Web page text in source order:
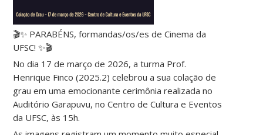
🎬✨ PARABÉNS, formandas/os/es de Cinema da
UFSC! ✨🎬
No dia 17 de março de 2026, a turma Prof.
Henrique Finco (2025.2) celebrou a sua colação de
grau em uma emocionante cerimônia realizada no
Auditório Garapuvu, no Centro de Cultura e Eventos
da UFSC, às 15h.